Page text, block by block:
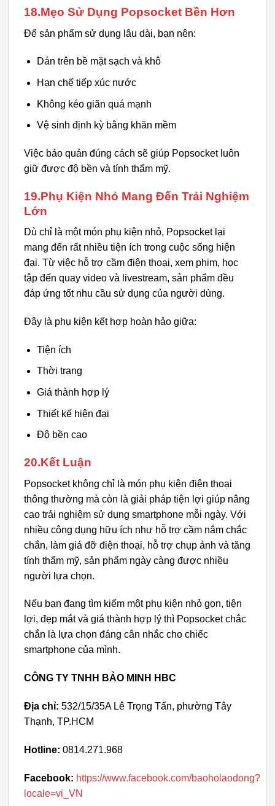
18.Mẹo Sử Dụng Popsocket Bền Hơn
Để sản phẩm sử dụng lâu dài, bạn nên:
Dán trên bề mặt sạch và khô
Hạn chế tiếp xúc nước
Không kéo giãn quá mạnh
Vệ sinh định kỳ bằng khăn mềm
Việc bảo quản đúng cách sẽ giúp Popsocket luôn
giữ được độ bền và tính thẩm mỹ.
19.Phụ Kiện Nhỏ Mang Đến Trải Nghiệm
Lớn
Dù chỉ là một món phụ kiện nhỏ, Popsocket lại
mang đến rất nhiều tiện ích trong cuộc sống hiện
đại. Từ việc hỗ trợ cầm điện thoại, xem phim, học
tập đến quay video và livestream, sản phẩm đều
đáp ứng tốt nhu cầu sử dụng của người dùng.
Đây là phụ kiện kết hợp hoàn hảo giữa:
Tiện ích
Thời trang
Giá thành hợp lý
Thiết kế hiện đại
Độ bền cao
20.Kết Luận
Popsocket không chỉ là món phụ kiện điện thoại
thông thường mà còn là giải pháp tiện lợi giúp nâng
cao trải nghiệm sử dụng smartphone mỗi ngày. Với
nhiều công dụng hữu ích như hỗ trợ cầm nắm chắc
chắn, làm giá đỡ điện thoại, hỗ trợ chụp ảnh và tăng
tính thẩm mỹ, sản phẩm ngày càng được nhiều
người lựa chọn.
Nếu bạn đang tìm kiếm một phụ kiện nhỏ gọn, tiện
lợi, đẹp mắt và giá thành hợp lý thì Popsocket chắc
chắn là lựa chọn đáng cân nhắc cho chiếc
smartphone của mình.
CÔNG TY TNHH BẢO MINH HBC
Địa chỉ: 532/15/35A Lê Trọng Tấn, phường Tây
Thạnh, TP.HCM
Hotline: 0814.271.968
Facebook: https://www.facebook.com/baoholaodong?
locale=vi_VN